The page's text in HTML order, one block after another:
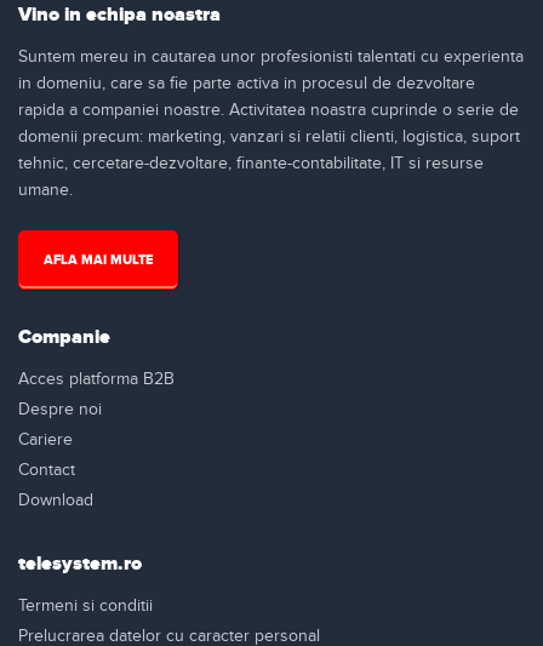
Vino in echipa noastra
Suntem mereu in cautarea unor profesionisti talentati cu experienta
in domeniu, care sa fie parte activa in procesul de dezvoltare
rapida a companiei noastre. Activitatea noastra cuprinde o serie de
domenii precum: marketing, vanzari si relatii clienti, logistica, suport
tehnic, cercetare-dezvoltare, finante-contabilitate, IT si resurse
umane.
AFLA MAI MULTE
Companie
Acces platforma B2B
Despre noi
Cariere
Contact
Download
telesystem.ro
Termeni si conditii
Prelucrarea datelor cu caracter personal